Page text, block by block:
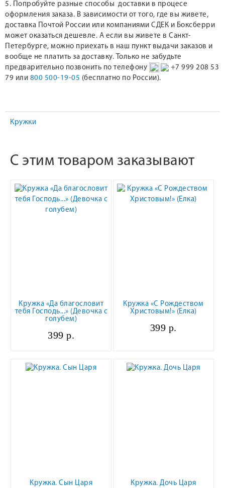
5. Попробуйте разные способы доставки в процесе
оформления заказа. В зависимости от того, где вы живете,
доставка Почтой России или компаниями СДЕК и Боксберри
может оказаться дешевле. А если вы живете в Санкт-
Петербурге, можно приехать в наш пункт выдачи заказов и
вообще не платить за доставку. Только не забудьте
предварительно позвонить по телефону
+7 999 208 53
79 или 800 500-19-05 (бесплатно по России).
Кружки
С этим товаром заказывают
Кружка «Да благословит
тебя Господь...» (Девочка с
голубем)
399 р.
Кружка «С Рождеством
Христовым!» (Елка)
399 р.
Кружка. Сын Царя Кружка. Дочь Царя